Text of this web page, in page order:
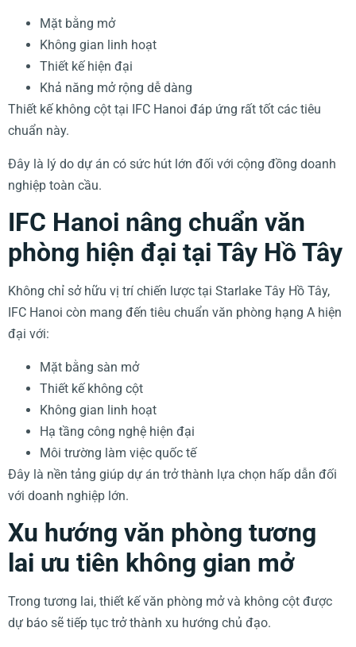
Mặt bằng mở
Không gian linh hoạt
Thiết kế hiện đại
Khả năng mở rộng dễ dàng
Thiết kế không cột tại IFC Hanoi đáp ứng rất tốt các tiêu
chuẩn này.
Đây là lý do dự án có sức hút lớn đối với cộng đồng doanh
nghiệp toàn cầu.
IFC Hanoi nâng chuẩn văn
phòng hiện đại tại Tây Hồ Tây
Không chỉ sở hữu vị trí chiến lược tại Starlake Tây Hồ Tây,
IFC Hanoi còn mang đến tiêu chuẩn văn phòng hạng A hiện
đại với:
Mặt bằng sàn mở
Thiết kế không cột
Không gian linh hoạt
Hạ tầng công nghệ hiện đại
Môi trường làm việc quốc tế
Đây là nền tảng giúp dự án trở thành lựa chọn hấp dẫn đối
với doanh nghiệp lớn.
Xu hướng văn phòng tương
lai ưu tiên không gian mở
Trong tương lai, thiết kế văn phòng mở và không cột được
dự báo sẽ tiếp tục trở thành xu hướng chủ đạo.